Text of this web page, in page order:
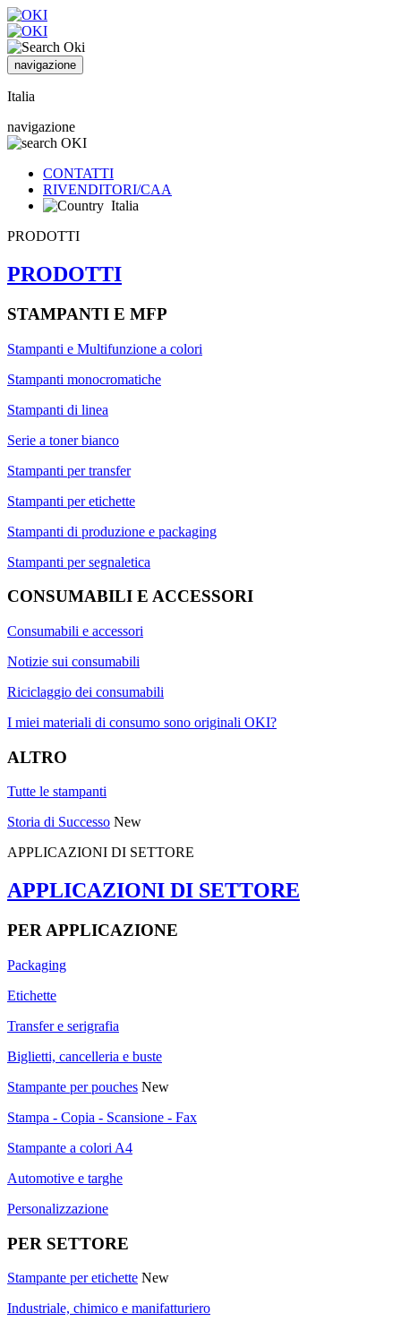
navigazione
Italia
navigazione
CONTATTI
RIVENDITORI/CAA
Italia
PRODOTTI
PRODOTTI
STAMPANTI E MFP
Stampanti e Multifunzione a colori
Stampanti monocromatiche
Stampanti di linea
Serie a toner bianco
Stampanti per transfer
Stampanti per etichette
Stampanti di produzione e packaging
Stampanti per segnaletica
CONSUMABILI E ACCESSORI
Consumabili e accessori
Notizie sui consumabili
Riciclaggio dei consumabili
I miei materiali di consumo sono originali OKI?
ALTRO
Tutte le stampanti
Storia di Successo New
APPLICAZIONI DI SETTORE
APPLICAZIONI DI SETTORE
PER APPLICAZIONE
Packaging
Etichette
Transfer e serigrafia
Biglietti, cancelleria e buste
Stampante per pouches New
Stampa - Copia - Scansione - Fax
Stampante a colori A4
Automotive e targhe
Personalizzazione
PER SETTORE
Stampante per etichette New
Industriale, chimico e manifatturiero